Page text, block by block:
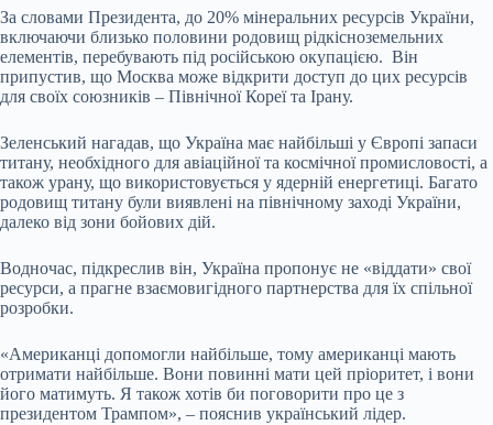
За словами Президента, до 20% мінеральних ресурсів України,
включаючи близько половини родовищ рідкісноземельних
елементів, перебувають під російською окупацією. Він
припустив, що Москва може відкрити доступ до цих ресурсів
для своїх союзників – Північної Кореї та Ірану.
Зеленський нагадав, що Україна має найбільші у Європі запаси
титану, необхідного для авіаційної та космічної промисловості, а
також урану, що використовується у ядерній енергетиці. Багато
родовищ титану були виявлені на північному заході України,
далеко від зони бойових дій.
Водночас, підкреслив він, Україна пропонує не «віддати» свої
ресурси, а прагне взаємовигідного партнерства для їх спільної
розробки.
«Американці допомогли найбільше, тому американці мають
отримати найбільше. Вони повинні мати цей пріоритет, і вони
його матимуть. Я також хотів би поговорити про це з
президентом Трампом», – пояснив український лідер.